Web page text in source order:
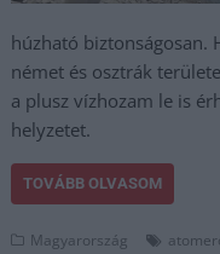
húzható biztonságosan.
német és osztrák
a plusz vízhozam le is
helyzetet.
TOVÁBB OLVASOM
Magyarország